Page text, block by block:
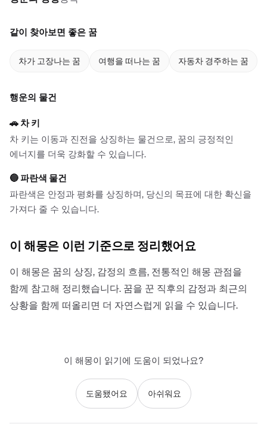
같이 찾아보면 좋은 꿈
차가 고장나는 꿈 여행을 떠나는 꿈 자동차 경주하는 꿈
행운의 물건
🚗 차 키
차 키는 이동과 진전을 상징하는 물건으로, 꿈의 긍정적인
에너지를 더욱 강화할 수 있습니다.
🔵파란색 물건
파란색은 안정과 평화를 상징하며, 당신의 목표에 대한 확신을
가져다 줄 수 있습니다.
이 해몽은 이런 기준으로 정리했어요
이 해몽은 꿈의 상징, 감정의 흐름, 전통적인 해몽 관점을
함께 참고해 정리했습니다. 꿈을 꾼 직후의 감정과 최근의
상황을 함께 떠올리면 더 자연스럽게 읽을 수 있습니다.
이 해몽이 읽기에 도움이 되었나요?
도움됐어요 아쉬워요